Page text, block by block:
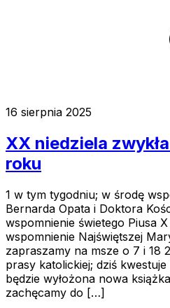
16 sierpnia 2025
XX niedziela
roku
1 w tym tygodniu; w środę
Bernarda Opata i Doktora
wspomnienie świetego Piusa
wspomnienie Najświętszej
zapraszamy na msze o 7 i 18
prasy katolickiej; dziś
będzie wyłożona nowa
zachęcamy do […]